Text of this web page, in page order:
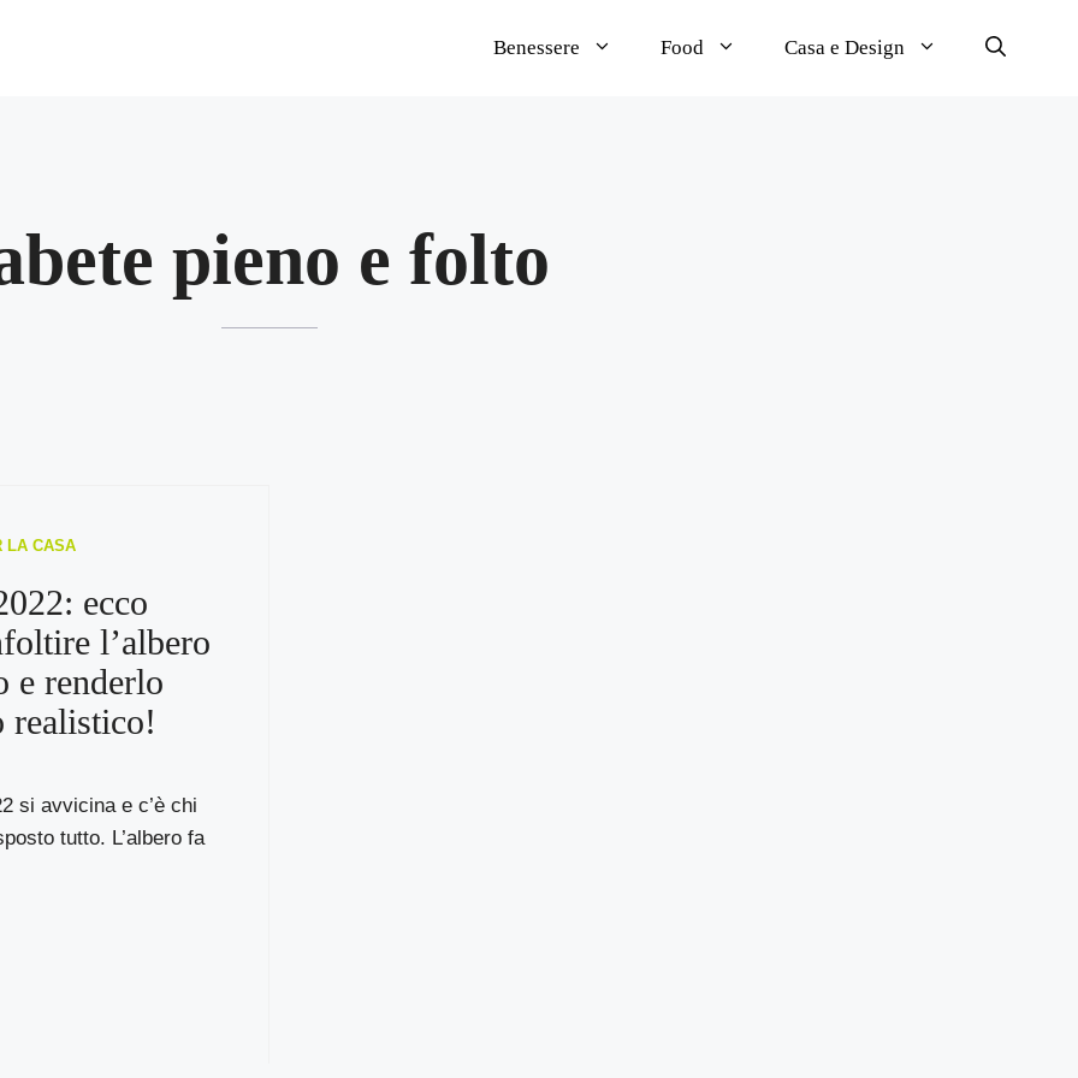
Benessere Food Casa e Design
pieno e folto
LA CASA
ecco
l’albero
e renderlo
realistico!
si avvicina e c’è chi
tutto. L’albero fa